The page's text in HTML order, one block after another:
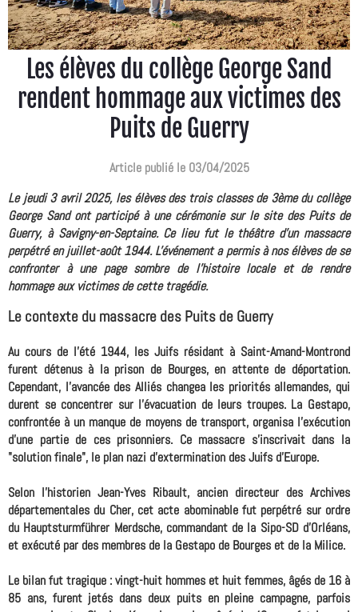
Les élèves du collège George Sand
rendent hommage aux victimes des
Puits de Guerry
Article publié le 03/04/2025
Le jeudi 3 avril 2025, les élèves des trois classes de 3ème du collège
George Sand ont participé à une cérémonie sur le site des Puits de
Guerry, à Savigny-en-Septaine. Ce lieu fut le théâtre d'un massacre
perpétré en juillet-août 1944. L'événement a permis à nos élèves de se
confronter à une page sombre de l'histoire locale et de rendre
hommage aux victimes de cette tragédie.
Le contexte du massacre des Puits de Guerry
Au cours de l'été 1944, les Juifs résidant à Saint-Amand-Montrond
furent détenus à la prison de Bourges, en attente de déportation.
Cependant, l'avancée des Alliés changea les priorités allemandes, qui
durent se concentrer sur l'évacuation de leurs troupes. La Gestapo,
confrontée à un manque de moyens de transport, organisa l'exécution
d'une partie de ces prisonniers. Ce massacre s'inscrivait dans la
"solution finale", le plan nazi d'extermination des Juifs d'Europe.
Selon l'historien Jean-Yves Ribault, ancien directeur des Archives
départementales du Cher, cet acte abominable fut perpétré sur ordre
du Hauptsturmführer Merdsche, commandant de la Sipo-SD d'Orléans,
et exécuté par des membres de la Gestapo de Bourges et de la Milice.
Le bilan fut tragique : vingt-huit hommes et huit femmes, âgés de 16 à
85 ans, furent jetés dans deux puits en pleine campagne, parfois